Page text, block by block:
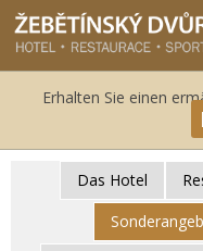
Žebětínský dvůr - Gastro
Erhalten Sie einen
Das Hotel